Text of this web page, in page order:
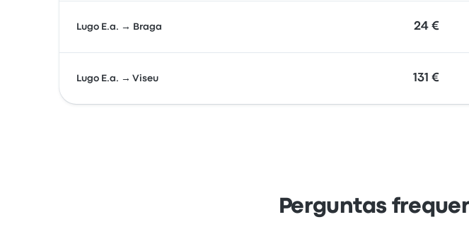
Lugo E.a. → Braga 24 €
Lugo E.a. → Viseu 131 €
Perguntas